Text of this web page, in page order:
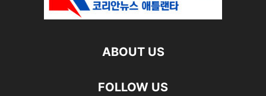
ABOUT US
FOLLOW US